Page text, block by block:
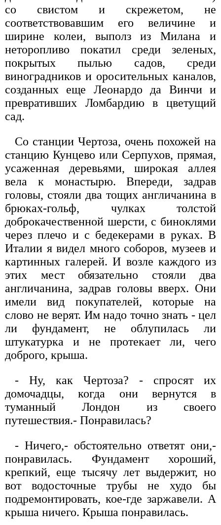
со свистом и скрежетом, не
соответствовавшим его величине и
ширине колеи, выполз из Милана и
неторопливо покатил среди зеленых,
покрытых пылью садов, среди
виноградников и оросительных каналов,
созданных еще Леонардо да Винчи и
превративших Ломбардию в цветущий
сад.
Со станции Чертоза, очень похожей на
станцию Кунцево или Серпухов, прямая,
усаженная деревьями, широкая аллея
вела к монастырю. Впереди, задрав
головы, стояли два тощих англичанина в
брюках-гольф, чулках толстой
доброкачественной шерсти, с биноклями
через плечо и с бедекерами в руках. В
Италии я видел много соборов, музеев и
картинных галерей. И возле каждого из
этих мест обязательно стояли два
англичанина, задрав головы вверх. Они
имели вид покупателей, которые на
слово не верят. Им надо точно знать - цел
ли фундамент, не облупилась ли
штукатурка и не протекает ли, чего
доброго, крыша.
- Ну, как Чертоза? - спросят их
домочадцы, когда они вернутся в
туманный Лондон из своего
путешествия.- Понравилась?
- Ничего,- обстоятельно ответят они,-
понравилась. Фундамент хороший,
крепкий, еще тысячу лет выдержит, но
вот водосточные трубы не худо бы
подремонтировать, кое-где заржавели. А
крыша ничего. Крыша понравилась.